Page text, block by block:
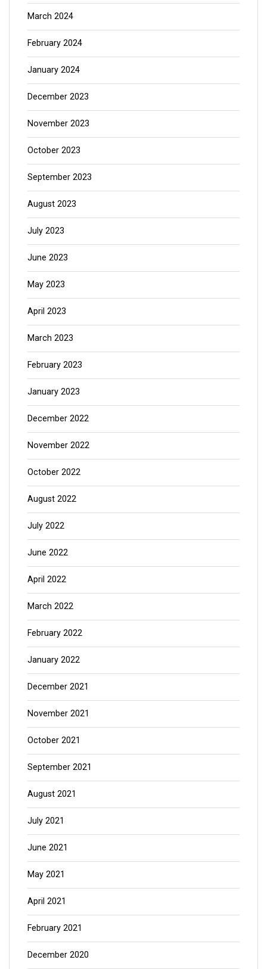
March 2024
February 2024
January 2024
December 2023
November 2023
October 2023
September 2023
August 2023
July 2023
June 2023
May 2023
April 2023
March 2023
February 2023
January 2023
December 2022
November 2022
October 2022
August 2022
July 2022
June 2022
April 2022
March 2022
February 2022
January 2022
December 2021
November 2021
October 2021
September 2021
August 2021
July 2021
June 2021
May 2021
April 2021
February 2021
December 2020